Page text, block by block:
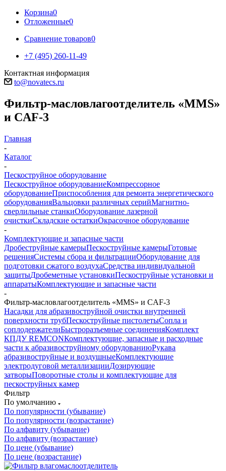
Корзина0
Отложенные0
Сравнение товаров0
+7 (495) 260-11-49
Контактная информация
to@novatecs.ru
Фильтр-масловлагоотделитель «MMS»
и CAF-3
Главная
-
Каталог
-
Пескоструйное оборудование
Пескоструйное оборудованиеКомпрессорное
оборудованиеПриспособления для ремонта энергетического
оборудованияВальцовки различных серийМагнитно-
сверлильные станкиОборудование лазерной
очисткиСкладские остаткиОкрасочное оборудование
-
Комплектующие и запасные части
Дробеструйные камерыПескоструйные камерыГотовые
решенияСистемы сбора и фильтрацииОборудование для
подготовки сжатого воздухаСредства индивидуальной
защитыДробеметные установкиПескоструйные установки и
аппаратыКомплектующие и запасные части
-
Фильтр-масловлагоотделитель «MMS» и CAF-3
Насадки для абразивоструйной очистки внутренней
поверхности трубПескоструйные пистолетыСопла и
соплодержателиБыстроразъемные соединенияКомплект
КПДУ REMCONКомплектующие, запасные и расходные
части к абразивоструйному оборудованиюРукава
абразивоструйные и воздушныеКомплектующие
электродуговой металлизацииДозирующие
затворыПоворотные столы и комплектующие для
пескоструйных камер
Фильтр
По умолчанию
По популярности (убывание)
По популярности (возрастание)
По алфавиту (убывание)
По алфавиту (возрастание)
По цене (убывание)
По цене (возрастание)